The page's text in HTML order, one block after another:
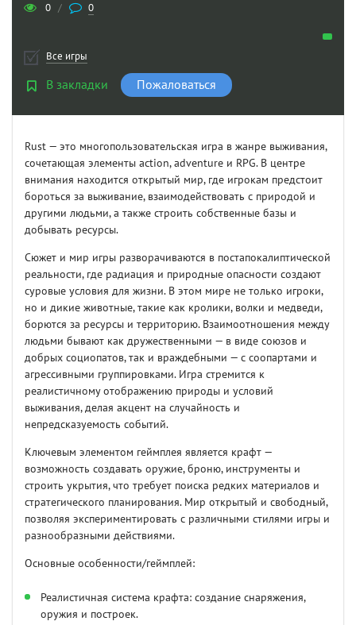
0 / 0
Все игры
В закладки Пожаловаться
Rust — это многопользовательская игра в жанре выживания,
сочетающая элементы action, adventure и RPG. В центре
внимания находится открытый мир, где игрокам предстоит
бороться за выживание, взаимодействовать с природой и
другими людьми, а также строить собственные базы и
добывать ресурсы.
Сюжет и мир игры разворачиваются в постапокалиптической
реальности, где радиация и природные опасности создают
суровые условия для жизни. В этом мире не только игроки,
но и дикие животные, такие как кролики, волки и медведи,
борются за ресурсы и территорию. Взаимоотношения между
людьми бывают как дружественными — в виде союзов и
добрых социопатов, так и враждебными — с соопартами и
агрессивными группировками. Игра стремится к
реалистичному отображению природы и условий
выживания, делая акцент на случайность и
непредсказуемость событий.
Ключевым элементом геймплея является крафт —
возможность создавать оружие, броню, инструменты и
строить укрытия, что требует поиска редких материалов и
стратегического планирования. Мир открытый и свободный,
позволяя экспериментировать с различными стилями игры и
разнообразными действиями.
Основные особенности/геймплей:
Реалистичная система крафта: создание снаряжения,
оружия и построек.